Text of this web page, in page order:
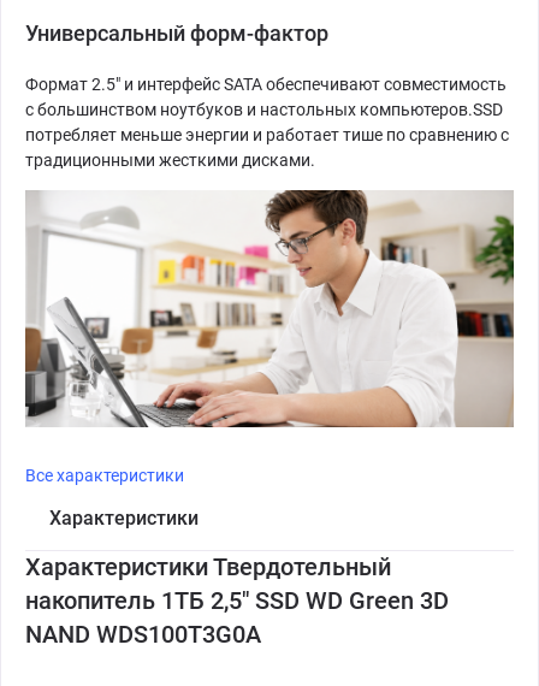
Универсальный форм-фактор
Формат 2.5" и интерфейс SATA обеспечивают совместимость
с большинством ноутбуков и настольных компьютеров.SSD
потребляет меньше энергии и работает тише по сравнению с
традиционными жесткими дисками.
Все характеристики
Характеристики
Характеристики Твердотельный
накопитель 1ТБ 2,5" SSD WD Green 3D
NAND WDS100T3G0A